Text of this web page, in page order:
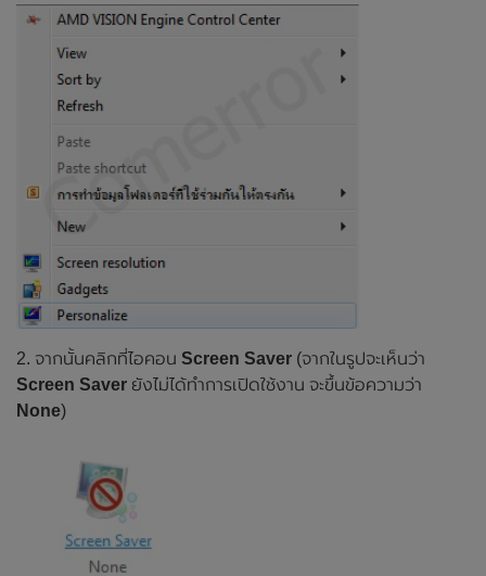
2. จากนั้นคลิกที่ไอคอน Screen Saver (จากในรูปจะเห็นว่า
Screen Saver ยังไม่ได้ทำการเปิดใช้งาน จะขึ้นข้อความว่า
None)